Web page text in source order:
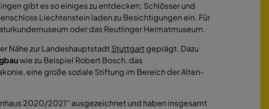
gibt es so einiges zu entdecken: Schlösser und
Liechtenstein laden zu Besichtigungen ein. Für
oder das Reutlinger Heimatmuseum.
Nähe zur Landeshauptstadt Stuttgart geprägt. Dazu
wie zu Beispiel Robert Bosch, das
eine große soziale Stiftung im Bereich der Alten-
2020/2021“ ausgezeichnet und haben insgesamt